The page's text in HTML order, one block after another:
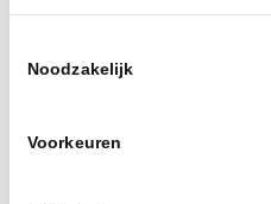
Noodzakelijk
Voorkeuren